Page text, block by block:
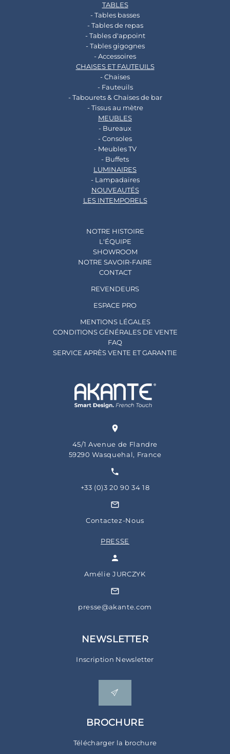
TABLES
- Tables basses
- Tables de repas
- Tables d'appoint
- Tables gigognes
- Accessoires
CHAISES ET FAUTEUILS
- Chaises
- Fauteuils
- Tabourets & Chaises de bar
- Tissus au mètre
MEUBLES
- Bureaux
- Consoles
- Meubles TV
- Buffets
LUMINAIRES
- Lampadaires
NOUVEAUTÉS
LES INTEMPORELS
NOTRE HISTOIRE
L'ÉQUIPE
SHOWROOM
NOTRE SAVOIR-FAIRE
CONTACT
REVENDEURS
ESPACE PRO
MENTIONS LÉGALES
CONDITIONS GÉNÉRALES DE VENTE
FAQ
SERVICE APRÈS VENTE ET GARANTIE
45/1 Avenue de Flandre
59290 Wasquehal, France
+33 (0)3 20 90 34 18
Contactez-Nous
PRESSE
Amélie JURCZYK
presse@akante.com
NEWSLETTER
Inscription Newsletter
BROCHURE
Télécharger la brochure